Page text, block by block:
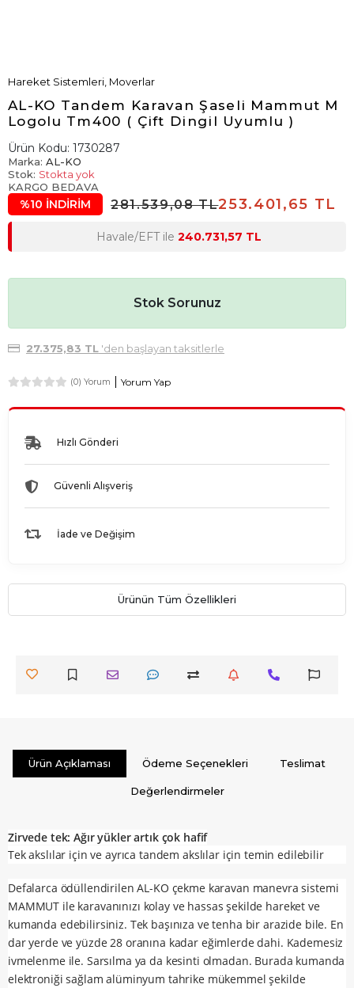
Hareket Sistemleri, Moverlar
AL-KO Tandem Karavan Şaseli Mammut M
Logolu Tm400 ( Çift Dingil Uyumlu )
Ürün Kodu: 1730287
Marka: AL-KO
Stok: Stokta yok
KARGO BEDAVA
%10 İNDİRİM 281.539,08 TL253.401,65 TL
Havale/EFT ile 240.731,57 TL
Stok Sorunuz
27.375,83 TL'den başlayan taksitlerle
(0) Yorum Yorum Yap
Hızlı Gönderi
Güvenli Alışveriş
İade ve Değişim
Ürünün Tüm Özellikleri
Ürün Açıklaması Ödeme Seçenekleri Teslimat
Değerlendirmeler
Zirvede tek: Ağır yükler artık çok hafif
Tek akslılar için ve ayrıca tandem akslılar için temin edilebilir
Defalarca ödüllendirilen AL-KO çekme karavan manevra sistemi
MAMMUT ile karavanınızı kolay ve hassas şekilde hareket ve
kumanda edebilirsiniz. Tek başınıza ve tenha bir arazide bile. En
dar yerde ve yüzde 28 oranına kadar eğimlerde dahi. Kademesiz
ivmelenme ile. Sarsılma ya da kesinti olmadan. Burada kumanda
elektroniği sağlam alüminyum tahrike mükemmel şekilde